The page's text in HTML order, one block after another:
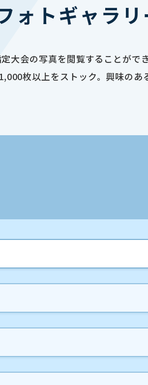
ォトギャラリ
大会の写真を閲覧することがで
枚以上をストック。興味の